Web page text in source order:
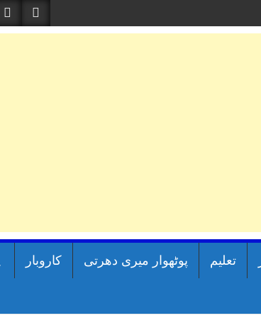
تعلیم پوٹھوار میری دھرتی کاروبار